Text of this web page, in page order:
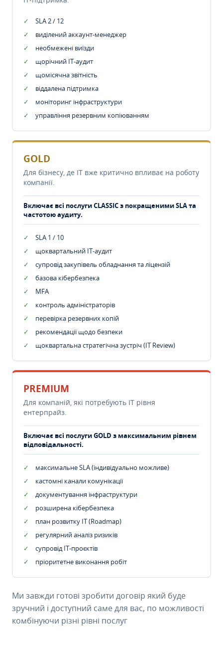
SLA 2 / 12
виділений аккаунт-менеджер
необмежені виїзди
щорічний IT-аудит
щомісячна звітність
віддалена підтримка
моніторинг інфраструктури
управління резервним копіюванням
GOLD
Для бізнесу, де IT вже критично впливає на роботу
компанії.
Включає всі послуги CLASSIC з покращеними SLA та
частотою аудиту.
SLA 1 / 10
щоквартальний IT-аудит
супровід закупівель обладнання та ліцензій
базова кібербезпека
MFA
контроль адміністраторів
перевірка резервних копій
рекомендації щодо безпеки
щоквартальна стратегічна зустріч (IT Review)
PREMIUM
Для компаній, які потребують ІТ рівня
ентерпрайз.
Включає всі послуги GOLD з максимальним рівнем
відповідальності.
максимальне SLA (індивідуально можливе)
кастомні канали комунікації
документування інфраструктури
розширена кібербезпека
план розвитку IT (Roadmap)
регулярний аналіз ризиків
супровід ІТ-проєктів
пріоритетне виконання робіт
Ми завжди готові зробити договір який буде
зручний і доступний саме для вас, по можливості
комбінуючи різні рівні послуг